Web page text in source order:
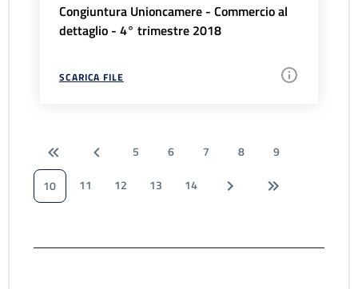
Congiuntura Unioncamere - Commercio al
dettaglio - 4° trimestre 2018
SCARICA FILE
5 6 7 8
9
10
11 12 13 14